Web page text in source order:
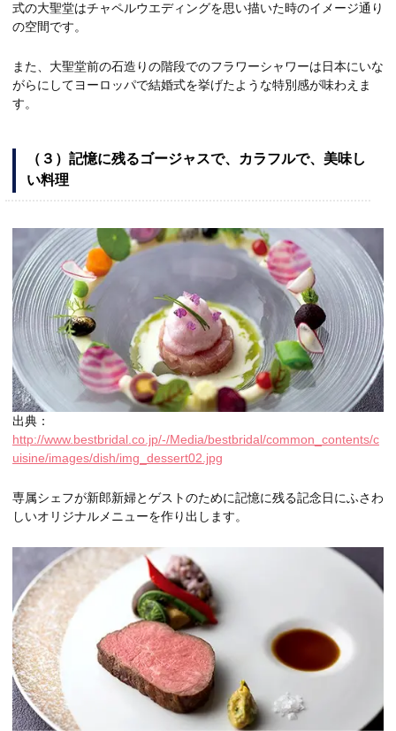
式の大聖堂はチャペルウエディングを思い描いた時のイメージ通り
の空間です。
また、大聖堂前の石造りの階段でのフラワーシャワーは日本にいな
がらにしてヨーロッパで結婚式を挙げたような特別感が味わえま
す。
（３）記憶に残るゴージャスで、カラフルで、美味し
い料理
出典：
http://www.bestbridal.co.jp/-/Media/bestbridal/common_contents/c
uisine/images/dish/img_dessert02.jpg
専属シェフが新郎新婦とゲストのために記憶に残る記念日にふさわ
しいオリジナルメニューを作り出します。